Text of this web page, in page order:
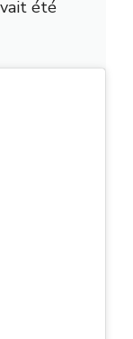
été